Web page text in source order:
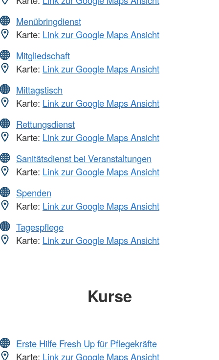
Menübringdienst
Karte: Link zur Google Maps Ansicht
Mitgliedschaft
Karte: Link zur Google Maps Ansicht
Mittagstisch
Karte: Link zur Google Maps Ansicht
Rettungsdienst
Karte: Link zur Google Maps Ansicht
Sanitätsdienst bei Veranstaltungen
Karte: Link zur Google Maps Ansicht
Spenden
Karte: Link zur Google Maps Ansicht
Tagespflege
Karte: Link zur Google Maps Ansicht
Kurse
Erste Hilfe Fresh Up für Pflegekräfte
Karte: Link zur Google Maps Ansicht